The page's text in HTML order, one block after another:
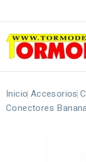
Inicio Accesorios
Conectores